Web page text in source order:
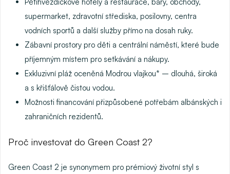
supermarket, zdravotní střediska, posilovny, centra
vodních sportů a další služby přímo na dosah ruky.
Zábavní prostory pro děti a centrální náměstí, které bude
příjemným místem pro setkávání a nákupy.
Exkluzivní pláž oceněná Modrou vlajkou* – dlouhá, široká
a s křišťálově čistou vodou.
Možnosti financování přizpůsobené potřebám albánských i
zahraničních rezidentů.
Proč investovat do Green Coast 2?
Green Coast 2 je synonymem pro prémiový životní styl s